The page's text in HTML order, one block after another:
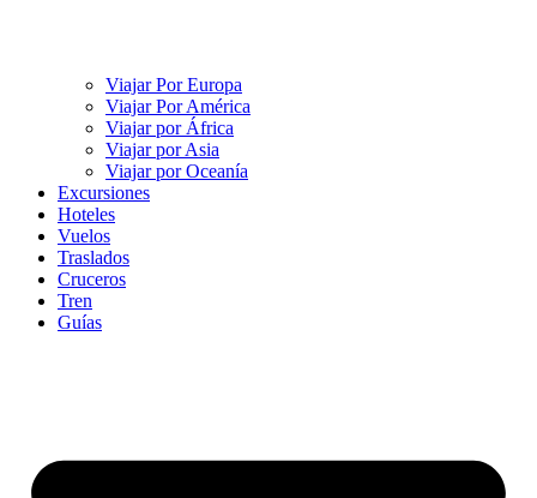
Viajar Por Europa
Viajar Por América
Viajar por África
Viajar por Asia
Viajar por Oceanía
Excursiones
Hoteles
Vuelos
Traslados
Cruceros
Tren
Guías